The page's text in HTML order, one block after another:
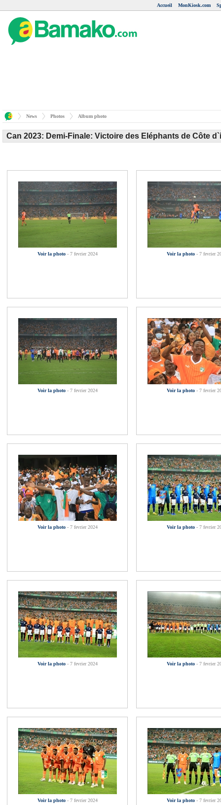
Accueil MonKiosk.com
News Photos Album photo
Can 2023: Demi-Finale: Victoire des Eléphants de Côte
Voir la photo - 7 fevrier 2024 Voir la photo - 7 fevrier
Voir la photo - 7 fevrier 2024 Voir la photo - 7 fevrier
Voir la photo - 7 fevrier 2024 Voir la photo - 7 fevrier
Voir la photo - 7 fevrier 2024 Voir la photo - 7 fevrier
Voir la photo - 7 fevrier 2024 Voir la photo - 7 fevrier